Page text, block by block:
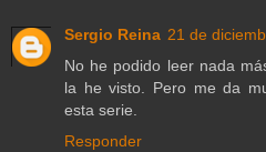
Sergio Reina 21 de
No he podido leer nada
la he visto. Pero me da
esta serie.
Responder